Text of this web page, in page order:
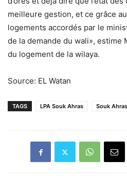
meilleure gestion, et ce grâce
logements accordés par le
de la demande du wali», estime
du logement de la wilaya.
Source: EL Watan
TAGS LPA Souk Ahras Souk Ahras